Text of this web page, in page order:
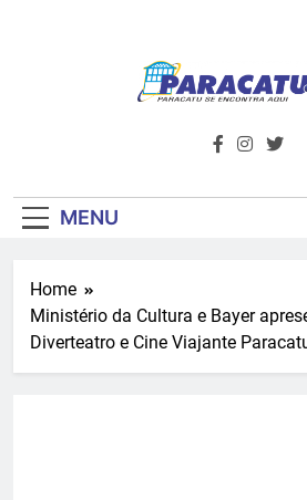
além de
MENU
Home
Ministério da Cultura e Bayer
Diverteatro e Cine Viajante